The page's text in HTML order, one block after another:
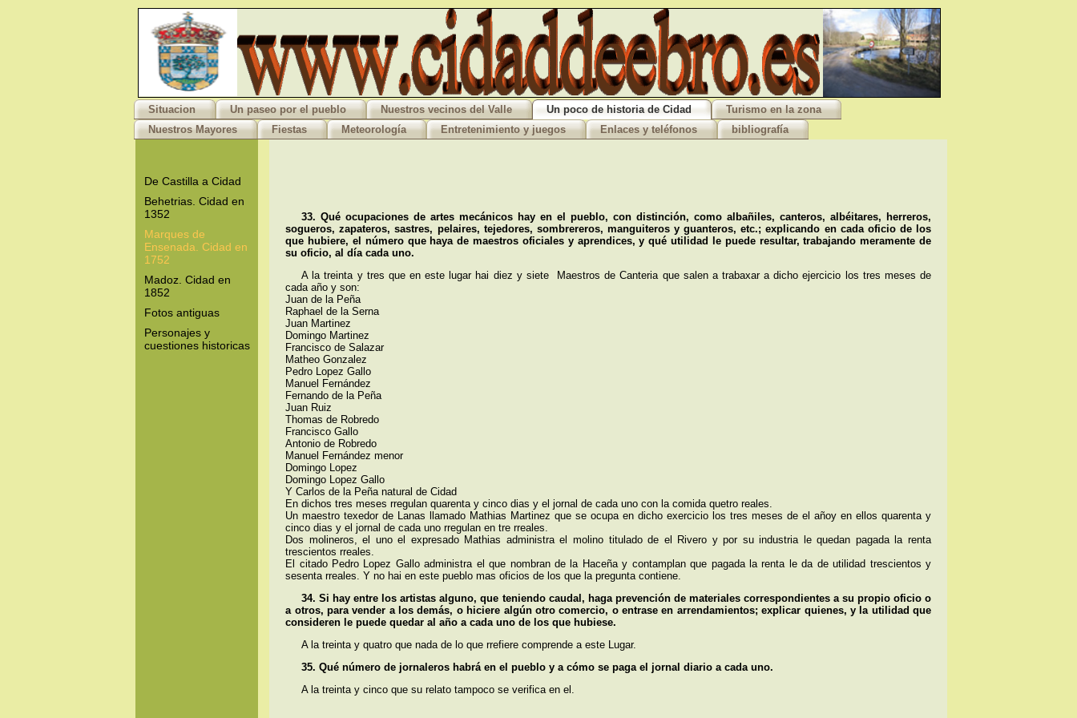
Situacion Un paseo por el pueblo Nuestros vecinos del Valle Un poco de historia de Cidad
Turismo en la zona
Nuestros Mayores
Fiestas Meteorología Entretenimiento y juegos Enlaces y teléfonos bibliografía
De Castilla a Cidad
Behetrias. Cidad en
1352
Marques de
Ensenada. Cidad en
1752
Madoz. Cidad en
1852
Fotos antiguas
Personajes y
cuestiones historicas
33. Qué ocupaciones de artes mecánicos hay en el pueblo, con distinción, como albañiles, canteros, albéitares, herreros,
sogueros, zapateros, sastres, pelaires, tejedores, sombrereros, manguiteros y guanteros, etc.; explicando en cada oficio de los
que hubiere, el número que haya de maestros oficiales y aprendices, y qué utilidad le puede resultar, trabajando meramente de
su oficio, al día cada uno.
A la treinta y tres que en este lugar hai diez y siete Maestros de Canteria que salen a trabaxar a dicho ejercicio los tres meses de
cada año y son:
Juan de la Peña
Raphael de la Serna
Juan Martinez
Domingo Martinez
Francisco de Salazar
Matheo Gonzalez
Pedro Lopez Gallo
Manuel Fernández
Fernando de la Peña
Juan Ruiz
Thomas de Robredo
Francisco Gallo
Antonio de Robredo
Manuel Fernández menor
Domingo Lopez
Domingo Lopez Gallo
Y Carlos de la Peña natural de Cidad
En dichos tres meses rregulan quarenta y cinco dias y el jornal de cada uno con la comida quetro reales.
Un maestro texedor de Lanas llamado Mathias Martinez que se ocupa en dicho exercicio los tres meses de el añoy en ellos quarenta y
cinco dias y el jornal de cada uno rregulan en tre rreales.
Dos molineros, el uno el expresado Mathias administra el molino titulado de el Rivero y por su industria le quedan pagada la renta
trescientos rreales.
El citado Pedro Lopez Gallo administra el que nombran de la Haceña y contamplan que pagada la renta le da de utilidad trescientos y
sesenta rreales. Y no hai en este pueblo mas oficios de los que la pregunta contiene.
34. Si hay entre los artistas alguno, que teniendo caudal, haga prevención de materiales correspondientes a su propio oficio o
a otros, para vender a los demás, o hiciere algún otro comercio, o entrase en arrendamientos; explicar quienes, y la utilidad que
consideren le puede quedar al año a cada uno de los que hubiese.
A la treinta y quatro que nada de lo que rrefiere comprende a este Lugar.
35. Qué número de jornaleros habrá en el pueblo y a cómo se paga el jornal diario a cada uno.
A la treinta y cinco que su relato tampoco se verifica en el.